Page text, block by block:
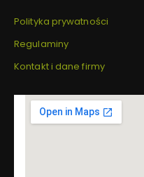
Polityka prywatności
Regulaminy
Kontakt i dane firmy